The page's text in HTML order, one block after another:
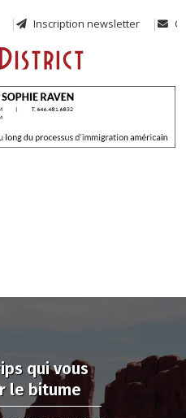
Inscription newsletter
qui vous
le bitume